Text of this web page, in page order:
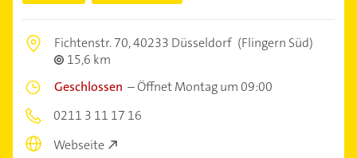
Fichtenstr. 70,40233 Düsseldorf (Flingern Süd)
15,6 km
Geschlossen –Öffnet Montag um 09:00
0211 3 11 17 16
Webseite